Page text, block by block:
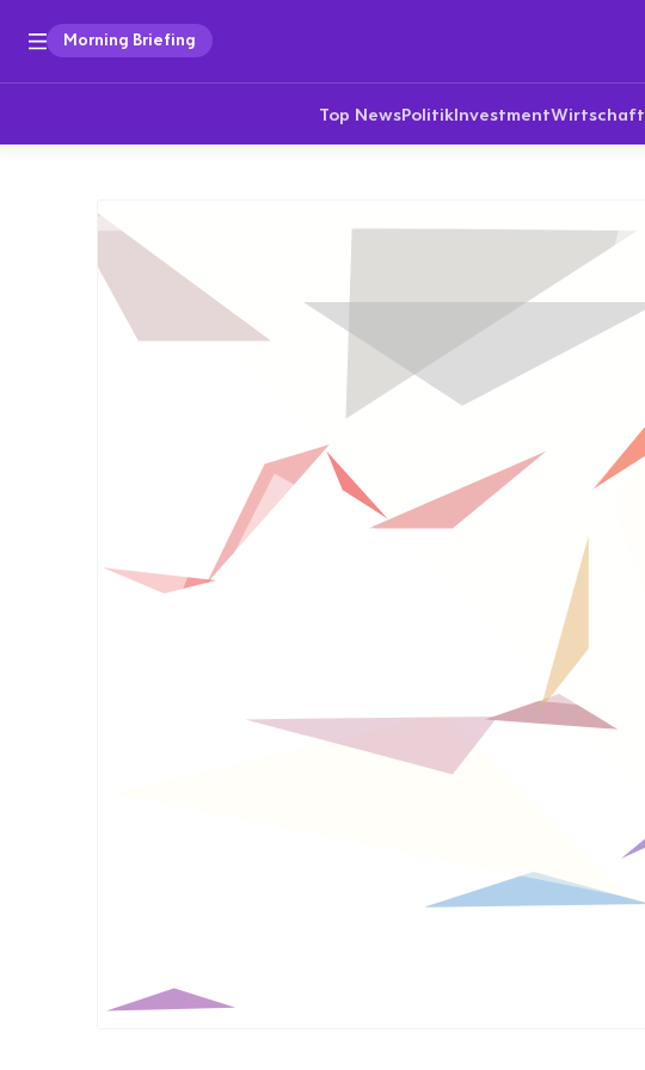
Morning Briefing
Top NewsPolitikInvestmentWirtschaft